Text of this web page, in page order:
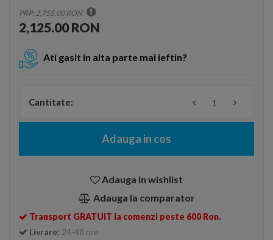
PRP: 2,755.00 RON
2,125.00 RON
Ati gasit in alta parte mai ieftin?
Cantitate:
Adauga in cos
Adauga in wishlist
Adauga la comparator
Transport GRATUIT la comenzi peste 600 Ron.
Livrare: 24-48 ore